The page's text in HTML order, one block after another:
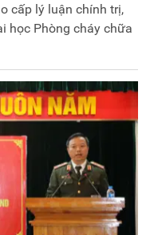
cấp lý luận chính trị,
học Phòng cháy chữa